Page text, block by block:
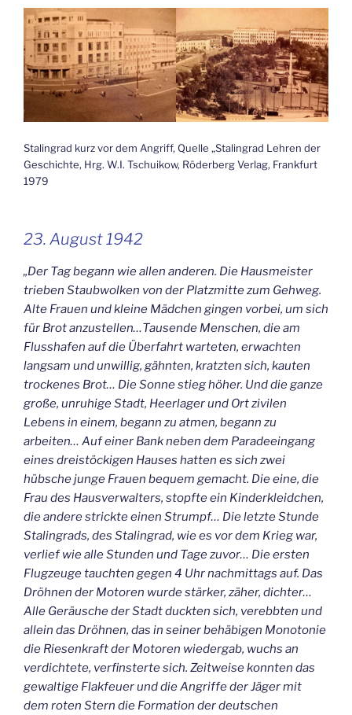
Stalingrad kurz vor dem Angriff, Quelle „Stalingrad Lehren der
Geschichte, Hrg. W.I. Tschuikow, Röderberg Verlag, Frankfurt
1979
23. August 1942
„Der Tag begann wie allen anderen. Die Hausmeister
trieben Staubwolken von der Platzmitte zum Gehweg.
Alte Frauen und kleine Mädchen gingen vorbei, um sich
für Brot anzustellen…Tausende Menschen, die am
Flusshafen auf die Überfahrt warteten, erwachten
langsam und unwillig, gähnten, kratzten sich, kauten
trockenes Brot… Die Sonne stieg höher. Und die ganze
große, unruhige Stadt, Heerlager und Ort zivilen
Lebens in einem, begann zu atmen, begann zu
arbeiten… Auf einer Bank neben dem Paradeeingang
eines dreistöckigen Hauses hatten es sich zwei
hübsche junge Frauen bequem gemacht. Die eine, die
Frau des Hausverwalters, stopfte ein Kinderkleidchen,
die andere strickte einen Strumpf… Die letzte Stunde
Stalingrads, des Stalingrad, wie es vor dem Krieg war,
verlief wie alle Stunden und Tage zuvor… Die ersten
Flugzeuge tauchten gegen 4 Uhr nachmittags auf. Das
Dröhnen der Motoren wurde stärker, zäher, dichter…
Alle Geräusche der Stadt duckten sich, verebbten und
allein das Dröhnen, das in seiner behäbigen Monotonie
die Riesenkraft der Motoren wiedergab, wuchs an
verdichtete, verfinsterte sich. Zeitweise konnten das
gewaltige Flakfeuer und die Angriffe der Jäger mit
dem roten Stern die Formation der deutschen